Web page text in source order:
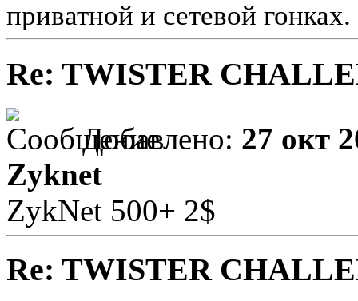
приватной и сетевой гонках.
Re: TWISTER
Добавлено: 27 окт
Zyknet
ZykNet 500+ 2$
Re: TWISTER